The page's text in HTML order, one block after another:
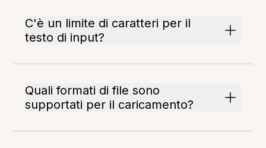
C'è un limite di caratteri per il
testo di input?
Quali formati di file sono
supportati per il caricamento?